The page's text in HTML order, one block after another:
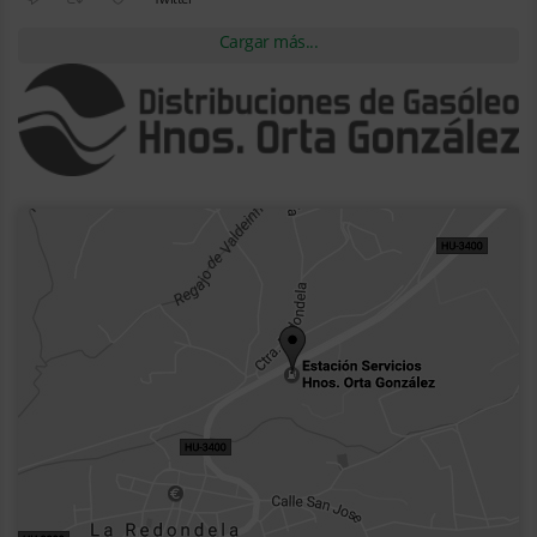
Cargar más...